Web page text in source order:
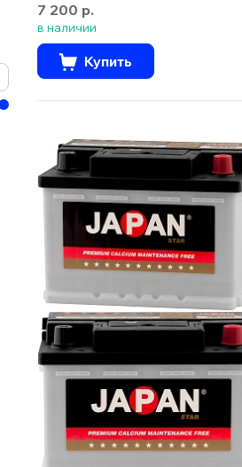
7 200 р.
в наличии
Купить